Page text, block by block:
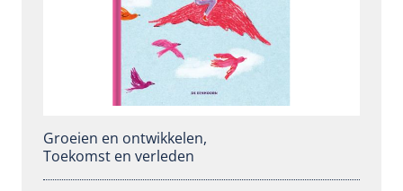
Groeien en ontwikkelen,
Toekomst en verleden